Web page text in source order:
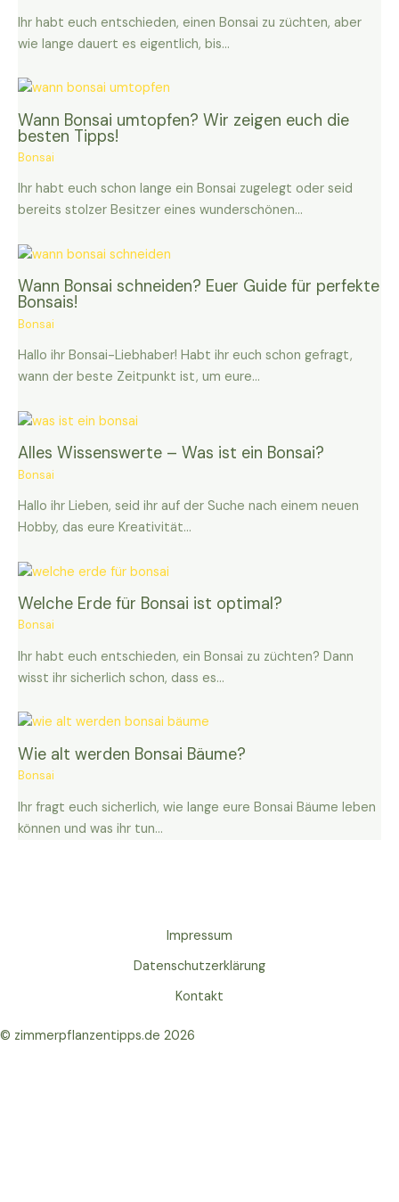
Ihr habt euch entschieden, einen Bonsai zu züchten, aber
wie lange dauert es eigentlich, bis…
Wann Bonsai umtopfen? Wir zeigen euch die
besten Tipps!
Bonsai
Ihr habt euch schon lange ein Bonsai zugelegt oder seid
bereits stolzer Besitzer eines wunderschönen…
Wann Bonsai schneiden? Euer Guide für perfekte
Bonsais!
Bonsai
Hallo ihr Bonsai-Liebhaber! Habt ihr euch schon gefragt,
wann der beste Zeitpunkt ist, um eure…
Alles Wissenswerte – Was ist ein Bonsai?
Bonsai
Hallo ihr Lieben, seid ihr auf der Suche nach einem neuen
Hobby, das eure Kreativität…
Welche Erde für Bonsai ist optimal?
Bonsai
Ihr habt euch entschieden, ein Bonsai zu züchten? Dann
wisst ihr sicherlich schon, dass es…
Wie alt werden Bonsai Bäume?
Bonsai
Ihr fragt euch sicherlich, wie lange eure Bonsai Bäume leben
können und was ihr tun…
Impressum
Datenschutzerklärung
Kontakt
© zimmerpflanzentipps.de 2026